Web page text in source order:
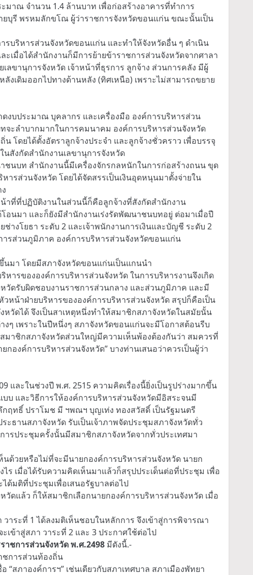
าณ จำนวน 1.4 ล้านบาท เพื่อก่อสร้างอาคารที่ทำการ
ยบุรี พรหมลักขโณ ผู้ว่าราชการจังหวัดขอนแก่น ขณะนั้นเป็น
บริหารส่วนจังหวัดขอนแก่น และทำให้จังหวัดอื่น ๆ ดำเนิน
เมื่อได้สำนักงานก็มีการย้ายข้าราชการส่วนจังหวัดจากศาลา
ขานุการจังหวัด เจ้าหน้าที่ธุรการ ลูกจ้าง ส่วนการคลัง มีผู้
เดิมออกไปทางด้านหลัง (ทิศเหนือ) เพราะไม่สามารถขยาย
งบประมาณ บุคลากร และเครื่องมือ องค์การบริหารส่วน
ะลำบากมากในการคมนาคม องค์การบริหารส่วนจังหวัด
โดยได้ตั้งอัตราลูกจ้างประจำ และลูกจ้างชั่วคราว เพื่อบรรจุ
สังกัดสำนักงานเลขานุการจังหวัด
นบท สำนักงานนี้มีเครื่องจักรกลหนักในการก่อสร้างถนน ขุด
รส่วนจังหวัด โดยได้จัดสรรเป็นเงินอุดหนุนมาตั้งจ่ายใน
าที่ที่ปฏิบัติงานในส่วนนี้ก็คือลูกจ้างที่สังกัดสำนักงาน
อนมา และก็ยังมีสำนักงานเร่งรัดพัฒนาชนบทอยู่ ต่อมาเมื่อปี
งโยธา ระดับ 2 และเจ้าพนักงานการเงินและบัญชี ระดับ 2
ารส่วนภูมิภาค องค์การบริหารส่วนจังหวัดขอนแก่น
นมา โดยมีสภาจังหวัดขอนแก่นเป็นแกนนำ
ารขององค์การบริหารส่วนจังหวัด ในการบริหารงานจึงเกิด
วัดรับผิดชอบงานราชการส่วนกลาง และส่วนภูมิภาค และมี
หน้าฝ่ายบริหารขององค์การบริหารส่วนจังหวัด สรุปก็คือเป็น
วัดได้ จึงเป็นสาเหตุหนึ่งทำให้สมาชิกสภาจังหวัดในสมัยนั้น
ๆ เพราะในปีหนึ่งๆ สภาจังหวัดขอนแก่นจะมีโอกาสต้อนรีบ
มาชิกสภาจังหวัดส่วนใหญ่มีความเห็นพ้องต้องกันว่า สมควรที่
องค์การบริหารส่วนจังหวัด” บางท่านเสนอว่าควรเป็นผู้ว่า
และในช่วงปี พ.ศ. 2515 ความคิดเรื่องนี้ยิ่งเป็นรูปร่างมากขึ้น
บ และวิธีการให้องค์การบริหารส่วนจังหวัดมีอิสระจนมี
กฤทธิ์ ปราโมช มี ฯพณฯ บุญเท่ง ทองสวัสดิ์ เป็นรัฐมนตรี
ธานสภาจังหวัด รับเป็นเจ้าภาพจัดประชุมสภาจังหวัดทั่ว
ารประชุมครั้งนั้นมีสมาชิกสภาจังหวัดจากทั่วประเทศมา
ด้วยหรือไม่ที่จะมีนายกองค์การบริหารส่วนจังหวัด นายก
ร เมื่อได้รับความคิดเห็นมาแล้วก็สรุปประเด็นต่อที่ประชุม เพื่อ
ด้มติที่ประชุมเพื่อเสนอรัฐบาลต่อไป
ดแล้ว ก็ให้สมาชิกเลือกนายกองค์การบริหารส่วนจังหวัด เมื่อ
ระที่ 1 ได้ลงมติเห็นชอบในหลักการ จึงเข้าสู่การพิจารณา
ข้าสู่สภา วาระที่ 2 และ 3 ประกาศใช้ต่อไป
ชการส่วนจังหวัด พ.ศ.2498 มีดังนี้.-
ชการส่วนท้องถิ่น
สภาองค์การฯ” เช่นเดียวกับสภาเทศบาล สภาเมืองพัทยา